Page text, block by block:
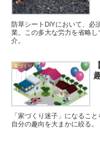
防草シートDIYにおいて、必
業。この多大な労力を省略
介。
家づくり
「家づくり迷子」になるこ
自分の趣向を大まかに絞る。